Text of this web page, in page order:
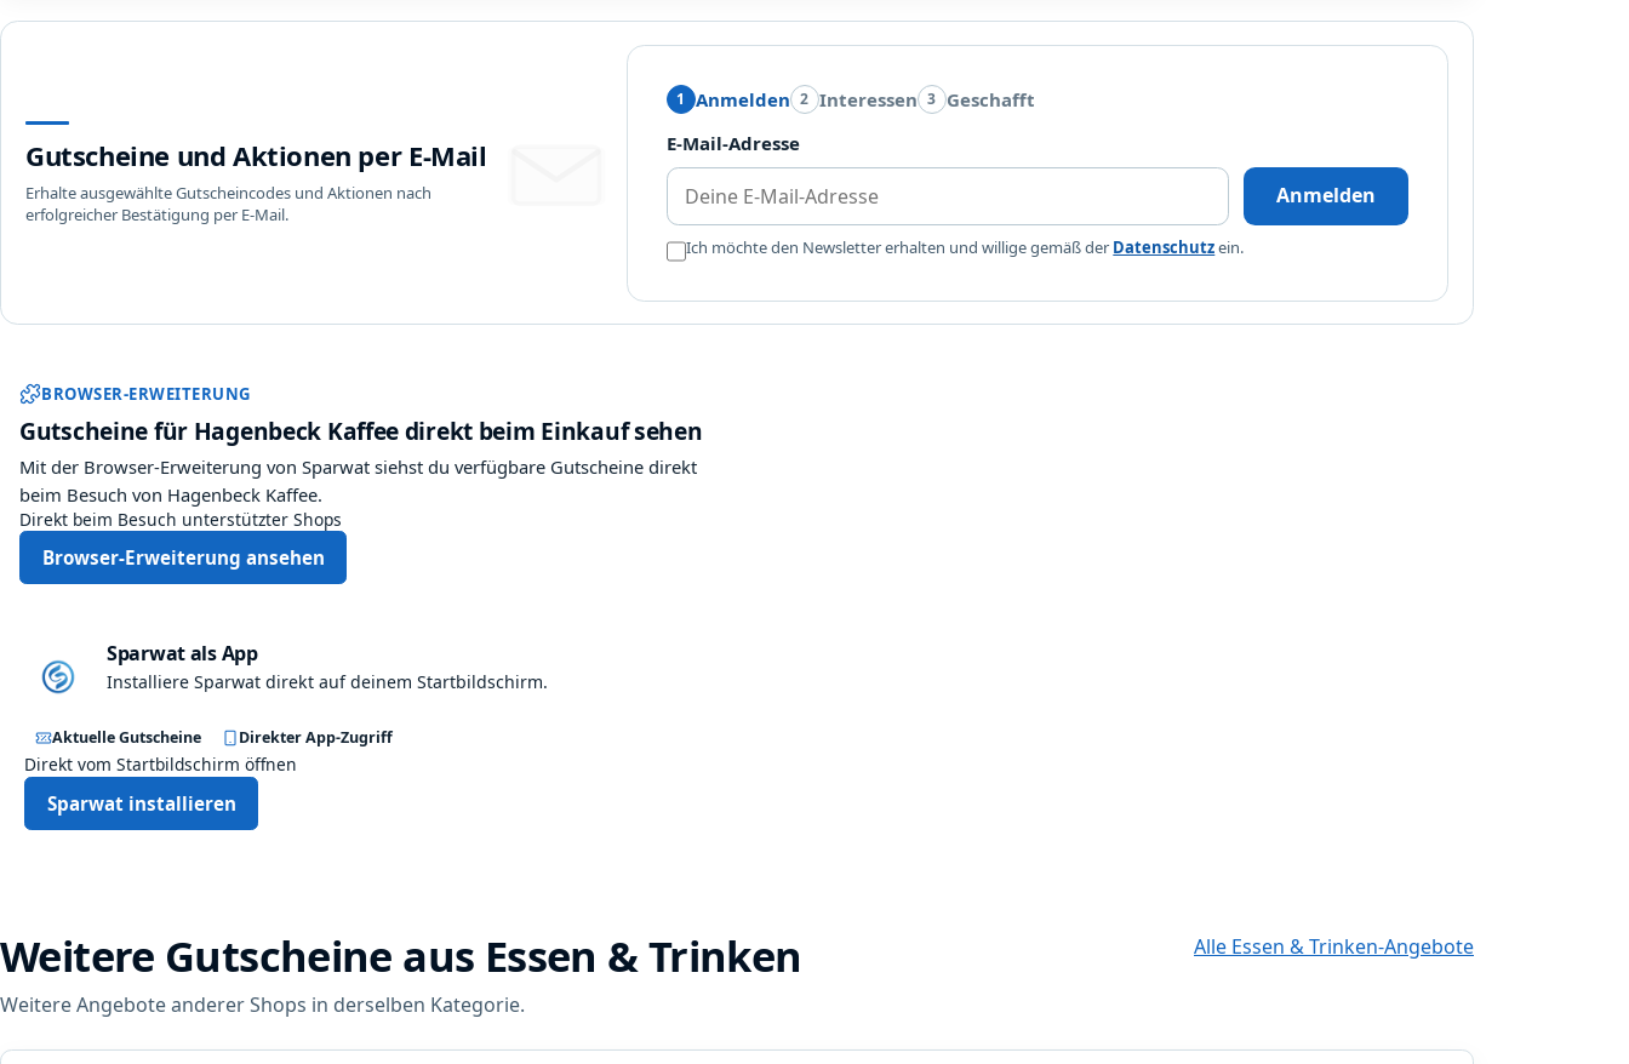
Gutscheine und Aktionen per E-Mail
Erhalte ausgewählte Gutscheincodes und Aktionen nach
erfolgreicher Bestätigung per E-Mail.
1 Anmelden 2 Interessen 3 Geschafft
E-Mail-Adresse
Anmelden
Ich möchte den Newsletter erhalten und willige gemäß der Datenschutzein.
Sparwat Browser-Erweiterung und App
BROWSER-ERWEITERUNG
Gutscheine für Hagenbeck Kaffee direkt beim Einkauf sehen
Mit der Browser-Erweiterung von Sparwat siehst du verfügbare Gutscheine direkt
beim Besuch von Hagenbeck Kaffee.
Direkt beim Besuch unterstützter Shops
Browser-Erweiterung ansehen
Sparwat als App
Installiere Sparwat direkt auf deinem Startbildschirm.
Aktuelle Gutscheine Direkter App-Zugriff
Direkt vom Startbildschirm öffnen
Sparwat installieren
Weitere Gutscheine aus Essen & Trinken
Weitere Angebote anderer Shops in derselben Kategorie.
Alle Essen & Trinken-Angebote